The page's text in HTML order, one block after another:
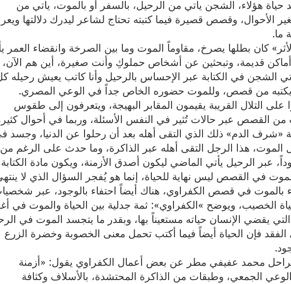
حياة هؤلاء، الشجن يأتي من الرحيل، بالسفر أو بالموت، يأتي من
الأحوال، وقصص قصيرة فيما كتبته تحتاج لشاعر ليدرك دلالتها
ما.
كان بطلها يصرخ، مقاوماً الموت وما بين الصرخة وانقضاء العمر
قديمة، وتبحثين عن أشخاص حملوكِ وأنت صغيرة، أين هم الآن،
الشجن في الكتابة عبر الإحساس بالرحيل وأنا كاتب يعيش رحيله
يكتبه من قصص، وللموت حضوره الخاص جداً في الوعي المصري.
على التلال القريبة يقيمون المقابر البهيجة، ويتعرفون إلى طقوس
القصص عبر حالات تُثير في النفس الأسئلة، وربما في أحوال
«شرف الدم» ذلك الذي التقى أهله بعد أن رحلوا عن الدنيا، وجسد
الموت، هذا الرجل التقى أهله عبر الذاكرة، وما حدث على الرغم من
عبر الرحيل يأتي الماضي ليكون أصدق الأزمنة، ويكون مادة الكتابة
في القصص ليس نهاية للحياة، إنما هو يُفجر السؤال الذي لا
بالموت في قصص الكفراوي، هناك أيضاً احتفاء بالوجود، عبر
الخصيب، ويوضح «الكفراوي»: ثمة جدلية بين الحياة والموت في
يقضي الإنسان حياته مستعيناً بها، وبقدر ما يتجسد الموت في
فإن الحياة أيضاً فيما أكتب تحمل معنى الخصوبة وخضرة الزرع
.
محمد عفيفي مطر عن بعض أعمال الكفراوي يقول: «أزمنة
الجمعي، وطبقات من الذاكرة المحتشدة، بالأسلاف وكثافة